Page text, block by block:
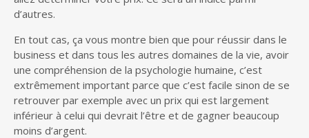
d’autres.
En tout cas, ça vous montre bien que pour réussir dans le
business et dans tous les autres domaines de la vie, avoir
une compréhension de la psychologie humaine, c’est
extrêmement important parce que c’est facile sinon de se
retrouver par exemple avec un prix qui est largement
inférieur à celui qui devrait l’être et de gagner beaucoup
moins d’argent.